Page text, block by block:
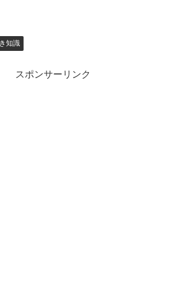
知識
スポンサーリンク